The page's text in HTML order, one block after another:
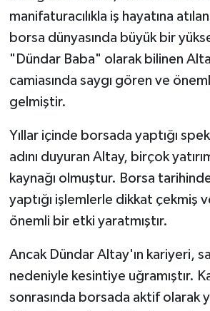
manifaturacılıkla iş hayatına
borsa dünyasında büyük bir
"Dündar Baba" olarak bilinen
camiasında saygı gören ve
gelmiştir.
Yıllar içinde borsada yaptığı
adını duyuran Altay, birçok
kaynağı olmuştur. Borsa
yaptığı işlemlerle dikkat çekmiş
önemli bir etki yaratmıştır.
Ancak Dündar Altay'ın kariyeri,
nedeniyle kesintiye uğramıştır.
sonrasında borsada aktif olarak